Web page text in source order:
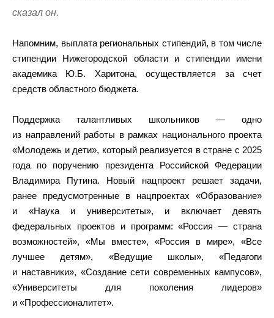
сказал он.
Напомним, выплата региональных стипендий, в том числе
стипендии Нижегородской области и стипендии имени
академика Ю.Б. Харитона, осуществляется за счет
средств областного бюджета.
Поддержка талантливых школьников — одно
из направлений работы в рамках национального проекта
«Молодежь и дети», который реализуется в стране с 2025
года по поручению президента Российской Федерации
Владимира Путина. Новый нацпроект решает задачи,
ранее предусмотренные в нацпроектах «Образование»
и «Наука и университеты», и включает девять
федеральных проектов и программ: «Россия — страна
возможностей», «Мы вместе», «Россия в мире», «Все
лучшее детям», «Ведущие школы», «Педагоги
и наставники», «Создание сети современных кампусов»,
«Университеты для поколения лидеров»
и «Профессионалитет».